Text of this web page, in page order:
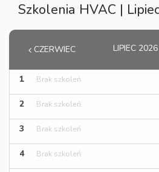
Szkolenia HVAC |
CZERWIEC LIPIEC 2026
1 Brak szkoleń
2 Brak szkoleń
3 Brak szkoleń
4 Brak szkoleń